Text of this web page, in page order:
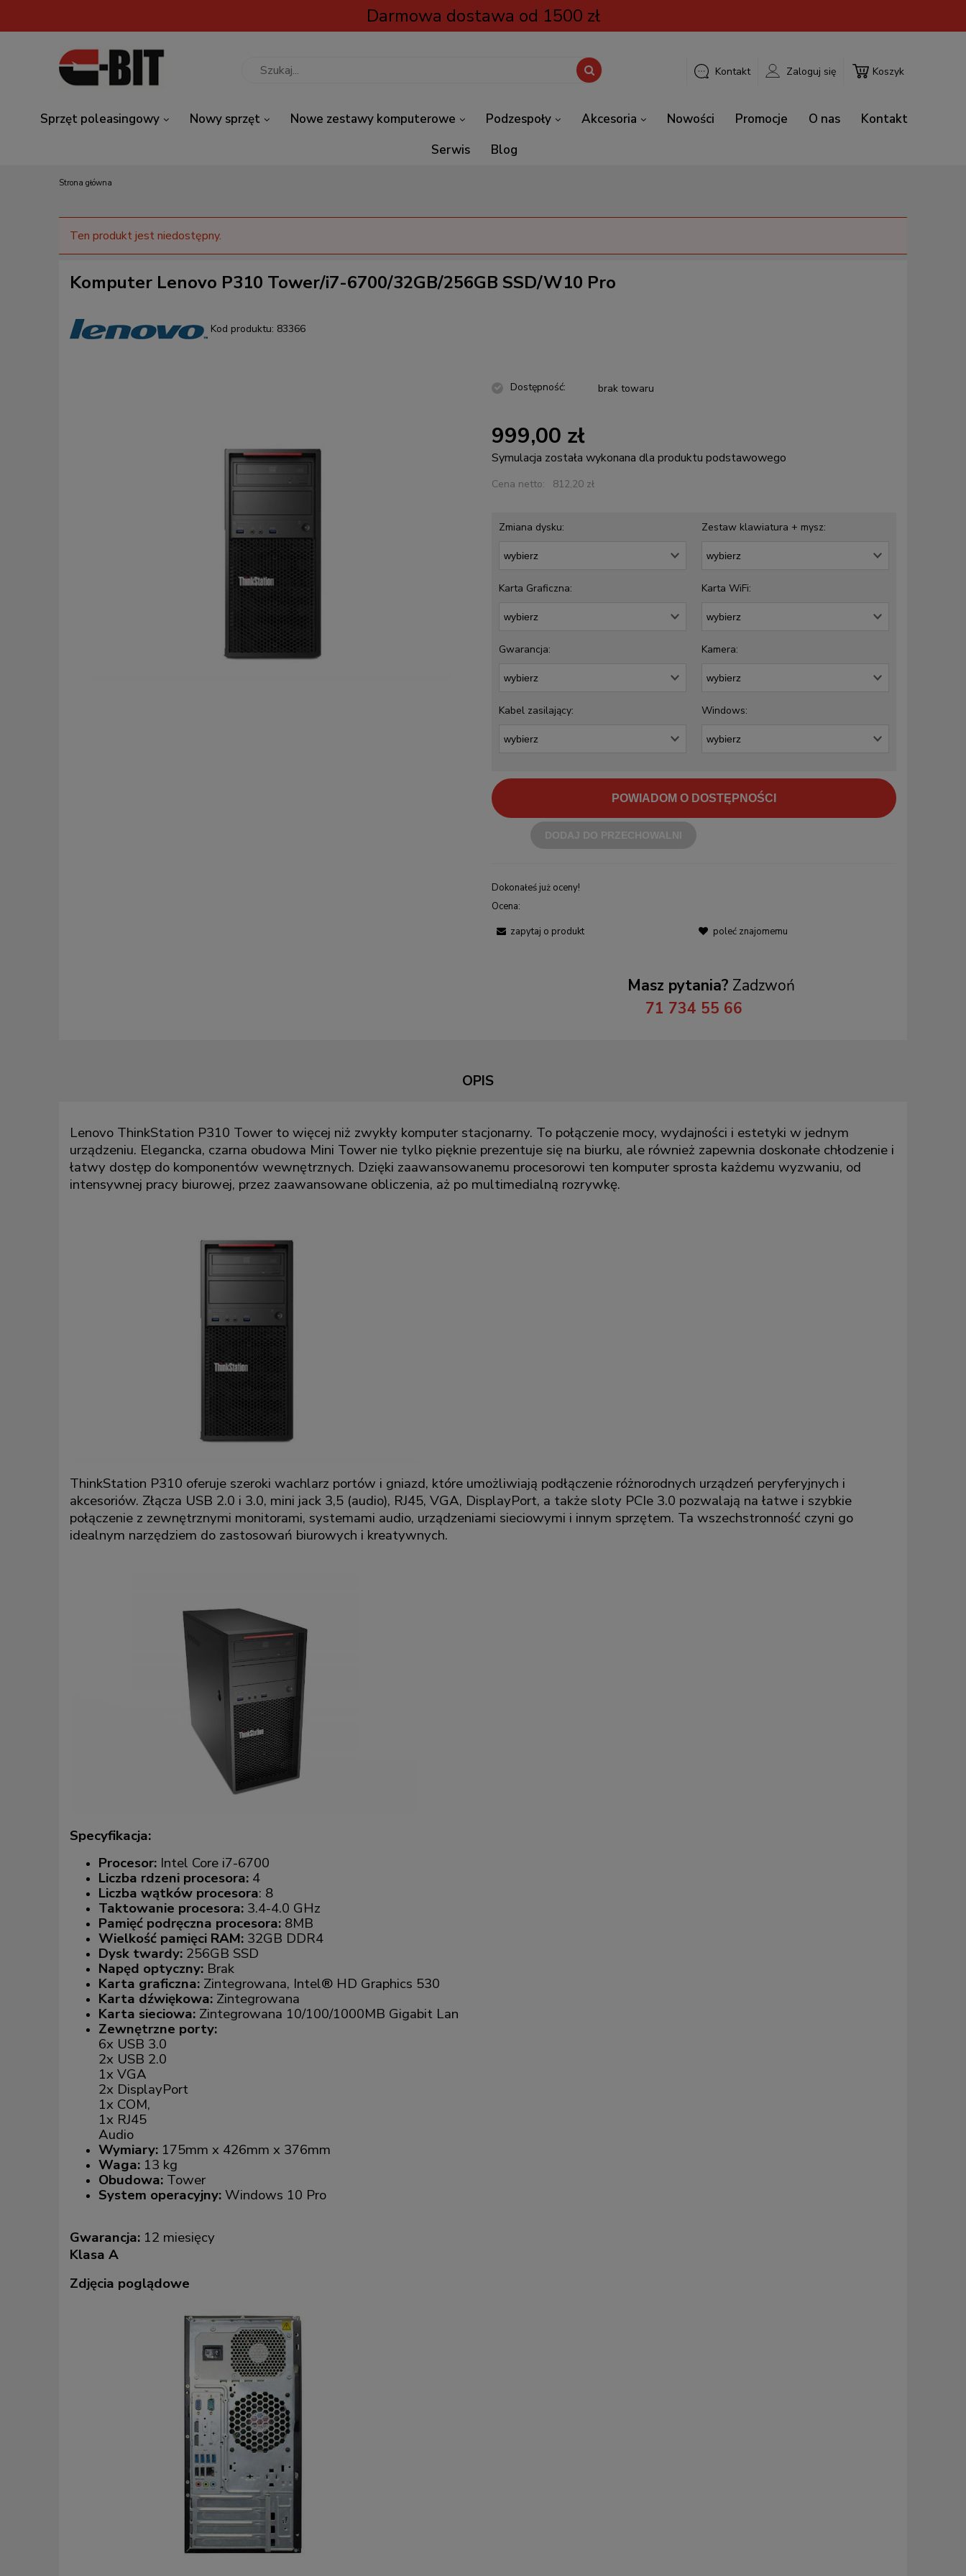
Darmowa dostawa od 1500 zł
Koszyk
Kontakt Zaloguj się
Sprzęt poleasingowy Nowy sprzęt Nowe zestawy komputerowe Podzespoły Akcesoria Nowości Promocje O nas
Kontakt
Serwis
Blog
Strona główna
Ten produkt jest niedostępny.
Komputer Lenovo P310 Tower/i7-6700/32GB/256GB SSD/W10 Pro
Kod produktu: 83366
Dostępność: brak towaru
999,00 zł
Symulacja została wykonana dla produktu podstawowego
Cena netto: 812,20 zł
Zmiana dysku: Zestaw klawiatura + mysz:
Karta Graficzna: Karta WiFi:
Gwarancja: Kamera:
Kabel zasilający: Windows:
POWIADOM O DOSTĘPNOŚCI
Dokonałeś już oceny!
Ocena:
zapytaj o produkt
poleć znajomemu
Masz pytania? Zadzwoń
71 734 55 66
OPIS
Lenovo ThinkStation P310 Tower to więcej niż zwykły komputer stacjonarny. To połączenie mocy, wydajności i estetyki w jednym
urządzeniu. Elegancka, czarna obudowa Mini Tower nie tylko pięknie prezentuje się na biurku, ale również zapewnia doskonałe chłodzenie i
łatwy dostęp do komponentów wewnętrznych. Dzięki zaawansowanemu procesorowi ten komputer sprosta każdemu wyzwaniu, od
intensywnej pracy biurowej, przez zaawansowane obliczenia, aż po multimedialną rozrywkę.
ThinkStation P310 oferuje szeroki wachlarz portów i gniazd, które umożliwiają podłączenie różnorodnych urządzeń peryferyjnych i
akcesoriów. Złącza USB 2.0 i 3.0, mini jack 3,5 (audio), RJ45, VGA, DisplayPort, a także sloty PCIe 3.0 pozwalają na łatwe i szybkie
połączenie z zewnętrznymi monitorami, systemami audio, urządzeniami sieciowymi i innym sprzętem. Ta wszechstronność czyni go
idealnym narzędziem do zastosowań biurowych i kreatywnych.
Specyfikacja:
Procesor: Intel Core i7-6700
Liczba rdzeni procesora: 4
Liczba wątków procesora: 8
Taktowanie procesora: 3.4-4.0 GHz
Pamięć podręczna procesora: 8MB
Wielkość pamięci RAM: 32GB DDR4
Dysk twardy: 256GB SSD
Napęd optyczny: Brak
Karta graficzna: Zintegrowana, Intel® HD Graphics 530
Karta dźwiękowa: Zintegrowana
Karta sieciowa: Zintegrowana 10/100/1000MB Gigabit Lan
Zewnętrzne porty:
6x USB 3.0
2x USB 2.0
1x VGA
2x DisplayPort
1x COM,
1x RJ45
Audio
Wymiary: 175mm x 426mm x 376mm
Waga: 13 kg
Obudowa: Tower
System operacyjny:Windows 10 Pro
Gwarancja: 12 miesięcy
Klasa A
Zdjęcia poglądowe